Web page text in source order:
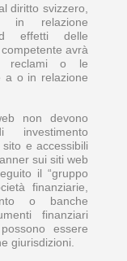
diritto svizzero,
in relazione
effetti delle
avrà
reclami o le
a o in relazione
non devono
e accessibili
sui siti web
il “gruppo
finanziarie,
o banche
finanziari
essere
giurisdizioni.